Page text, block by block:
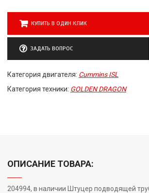
КУПИТЬ В ОДИН КЛИК
ЗАДАТЬ ВОПРОС
Категория двигателя: Cummins ISL
Категория техники: GOLDEN DRAGON
ОПИСАНИЕ ТОВАРА:
204994, в наличии Штуцер подводящей